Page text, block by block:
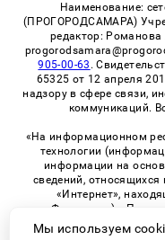
Наименование:
(ПРОГОРОДСАМАРА)
редактор: Романова
905-00-63 .
65325 от 12 апреля
надзору в сфере связи,
коммуникаций.
«На информационном
технологии
информации на
сведений, относящихся
«Интернет»,
Федерации)».
технологий в виджетах
Мы используем